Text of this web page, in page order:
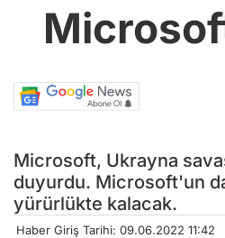
Microsoft, Ukrayna
duyurdu. Microsoft'un
yürürlükte kalacak.
Haber Giriş Tarihi: 09.06.2022 11:42